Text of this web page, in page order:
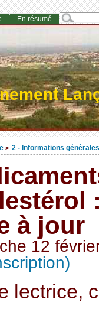
> 2 - Informations générales
à jour
12
lectrice,
En résumé